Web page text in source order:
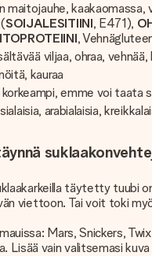
maitojauhe, kaakaomassa,
SOIJALESITIINI, E471),
,
viljaa, ohraa,
kauraa
emme voi taata
arabialaisia,
täytetty tuubi
viettoon. Tai voit toki
Mars, Snickers,
Lisää vain valitsemasi